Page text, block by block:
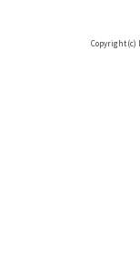
Copyright(c)